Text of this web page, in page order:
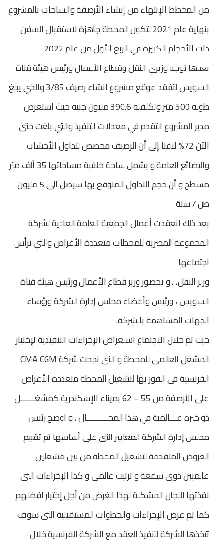
من المخطط الإنتهاء من إنشاء الأرصفة والساحات بالمشروع
بنهاية عام 2021 لتكون المحطة جاهزة لاستقبال السفن
ذات الأحجام الكبيرة في الربع الأول من عام 2022
بعدها توجه وزيري النقل وقطاع الأعمال ورئيس هيئة قناة
السويس لتفقد موقع مشروع انشاء رصيف 3/85 والذي يبلغ
طوله 500 متر وتكلفته 390.6 مليون جنيه حيث استعرض
مدير المشروع التقدم في معدلات التنفيذ والتي بلغت حتى
الآن 72% لافتا إلى أن الرصيف مخصص لتداول الأخشاب
والبضائع العامة و يشمل ساحة خلفية مساحاتها 35 ألف متر
مسطح و أن حجم التداول المتوقع بها سيصل الى 5 مليون
طن / سنة
بعد ذلك انعقدت أعمال الجمعية العامة العادية لشركة
المجموعة المصرية للمحطات متعددة الأغراض والتي ترأس
اجتماعها
وزير النقل، ، و بحضور وزير قطاع الأعمال ورئيس هيئة قناة
السويس ، ورئيس وأعضاء مجلس إدارة الشركة ورؤساء
الجهات المساهمة بالشركة.
حيث تم خلال الاجتماع استعراض الإجراءات التنفيذية لإختيار
المشغل العالمى للمحطة و التى نجحت شركة CMA CGM
الفرنسية فى الفوز بها لتشغيل المحطة متعددة الأغراض
على الأرصفة من 55 – 62 بميناء الإسكندرية كمشغــــــل
ذو خبرة عـــالمية في هذا المجـــــــــال ، و اوضح رئيس
مجلس إدارة الشركة المعايير التى على أساسها تم تقييم
العروض المتقدمة لتشغيل المحطة من بين مشغلين
عالميين ذوى سمعة و ترتيب عالمى و كذا الإجراءات التى
نفذتها اللجان المشكلة لهذا الغرض من أجل إختيار افضلهم
كما تم عرض الإجراءات والخطوات المستقبلية التى سوف
تتخذها الشركة لتنفيذ العقد مع الشركة الفرنسية خلال